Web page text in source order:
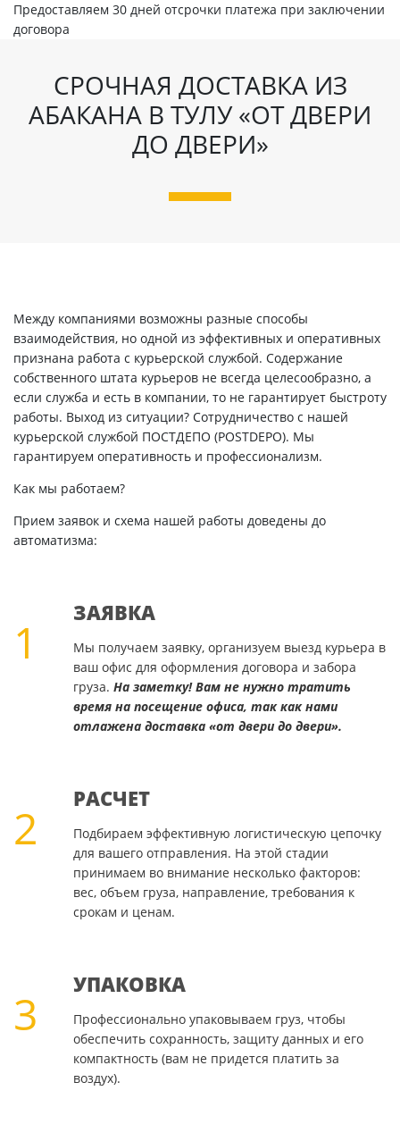
Предоставляем 30 дней отсрочки платежа при заключении
договора
СРОЧНАЯ ДОСТАВКА ИЗ
АБАКАНА В ТУЛУ «ОТ ДВЕРИ
ДО ДВЕРИ»
Между компаниями возможны разные способы
взаимодействия, но одной из эффективных и оперативных
признана работа с курьерской службой. Содержание
собственного штата курьеров не всегда целесообразно, а
если служба и есть в компании, то не гарантирует быстроту
работы. Выход из ситуации? Сотрудничество с нашей
курьерской службой ПОСТДЕПО (POSTDEPO). Мы
гарантируем оперативность и профессионализм.
Как мы работаем?
Прием заявок и схема нашей работы доведены до
автоматизма:
1
ЗАЯВКА
Мы получаем заявку, организуем выезд курьера в
ваш офис для оформления договора и забора
груза. На заметку! Вам не нужно тратить
время на посещение офиса, так как нами
отлажена доставка «от двери до двери».
2
РАСЧЕТ
Подбираем эффективную логистическую цепочку
для вашего отправления. На этой стадии
принимаем во внимание несколько факторов:
вес, объем груза, направление, требования к
срокам и ценам.
3
УПАКОВКА
Профессионально упаковываем груз, чтобы
обеспечить сохранность, защиту данных и его
компактность (вам не придется платить за
воздух).